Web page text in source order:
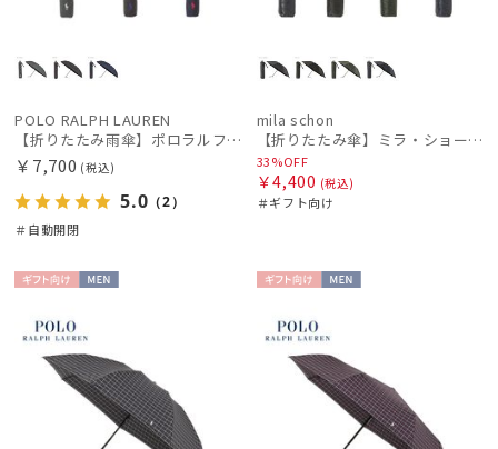
POLO RALPH LAUREN
【折りたたみ雨傘】ポロラルフ ローレン (POLO RALPH LAUREN) ワンポイントポロポニー 大きめ70cm
￥7,700 (税込)
5.0 （2）
＃自動開閉
mila schon
【折りたたみ傘】ミラ・ショーン(mila schon) ロゴジャガード
33%OFF
￥4,400 (税込)
＃ギフト向け
向け
向け